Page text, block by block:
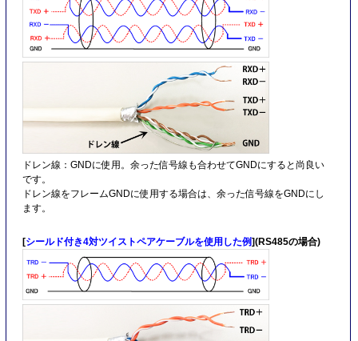
ドレン線：GNDに使用。余った信号線も合わせてGNDにすると尚良い
です。
ドレン線をフレームGNDに使用する場合は、余った信号線をGNDにし
ます。
[シールド付き4対ツイストペアケーブルを使用した例](RS485の場合)